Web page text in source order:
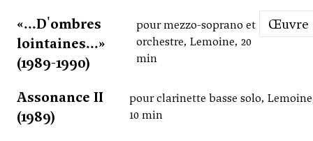
«...D'ombres
lointaines...»
(1989-1990)
pour mezzo-soprano et
orchestre, Lemoine, 20
min
Œuvre
Assonance II
(1989)
pour clarinette basse solo,
10 min